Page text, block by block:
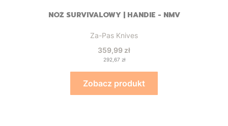
NÓŻ SURVIVALOWY | HANDIE - NMV
Producent
Za-Pas Knives
Cena
359,99 zł
Cena
292,67 zł
Zobacz produkt